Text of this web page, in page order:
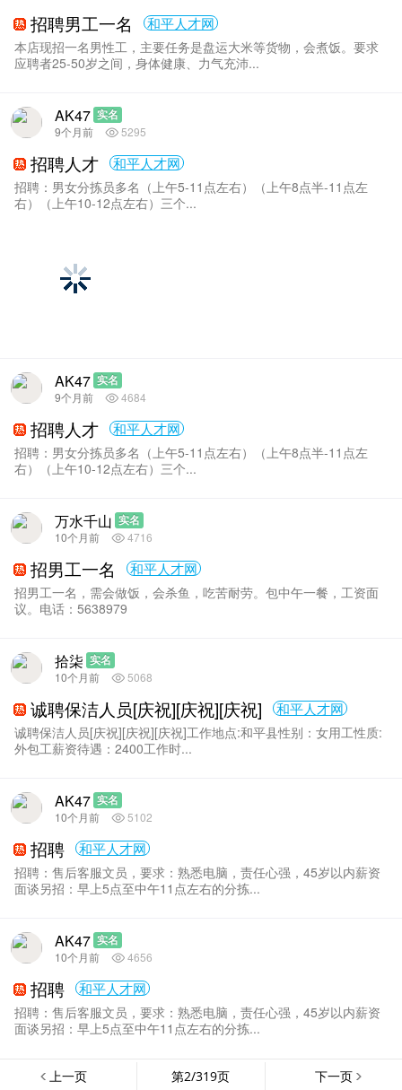
招聘男工一名 和平人才网
本店现招一名男性工，主要任务是盘运大米等货物，会煮饭。要求
应聘者25-50岁之间，身体健康、力气充沛...
实名
AK47
9个月前 5295
招聘人才 和平人才网
招聘：男‮分女‬拣员多名（上午5-11点左右）（上午8点半-11点左
右）（上午10-12点左右）三个...
实名
AK47
9个月前 4684
招聘人才 和平人才网
招聘：男‮分女‬拣员多名（上午5-11点左右）（上午8点半-11点左
右）（上午10-12点左右）三个...
实名
万水千山
10个月前 4716
招男工一名 和平人才网
招男工一名，需会做饭，会杀鱼，吃苦耐劳。包中午一餐，工资面
议。电话：5638979
实名
拾柒
10个月前 5068
诚聘保洁人员[庆祝][庆祝][庆祝] 和平人才网
诚聘保洁人员[庆祝][庆祝][庆祝]工作地点:和平县性别：女用工性质:
外包工薪资待遇：2400工作时...
实名
AK47
10个月前 5102
招聘 和平人才网
招聘：售后客服文员，要求：熟悉电脑，责任心强，45岁以内薪资
面谈另招：早上5点至中午11点左右的分拣...
实名
AK47
10个月前 4656
招聘 和平人才网
招聘：售后客服文员，要求：熟悉电脑，责任心强，45岁以内薪资
面谈另招：早上5点至中午11点左右的分拣...
上一页 第2/319页 下一页